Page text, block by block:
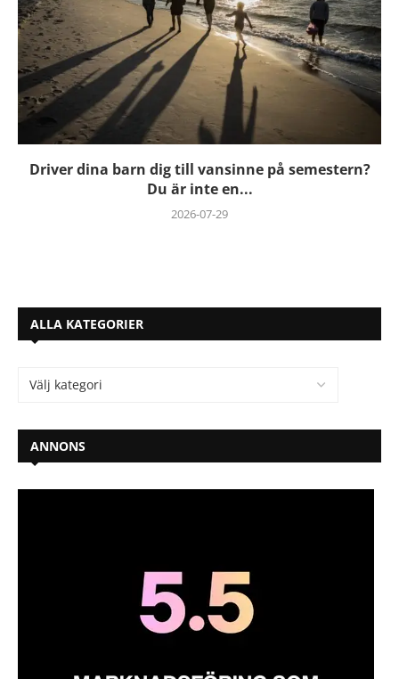
Driver dina barn dig till vansinne på semestern?
Du är inte en...
2026-07-29
ALLA KATEGORIER
ANNONS